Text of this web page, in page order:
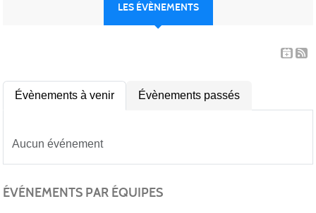
LES ÉVÈNEMENTS
Évènements à venir Évènements passés
Aucun événement
ÉVÉNEMENTS PAR ÉQUIPES